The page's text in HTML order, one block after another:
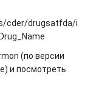
cder/drugsatfda/i
(по версии
и посмотреть